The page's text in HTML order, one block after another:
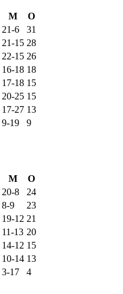
М
О
21-6
31
21-15 28
22-15 26
16-18 18
17-18 15
20-25 15
17-27 13
9-19 9
М
О
20-8
24
8-9
23
19-12 21
11-13 20
14-12 15
10-14 13
3-17 4